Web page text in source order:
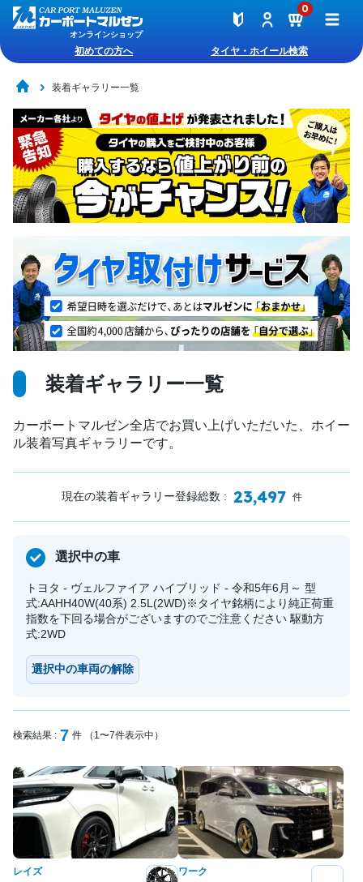
オンラインショップ
0
初めての方へ タイヤ・ホイール検索
装着ギャラリー一覧
装着ギャラリー一覧
カーポートマルゼン全店でお買い上げいただいた、ホイー
ル装着写真ギャラリーです。
現在の装着ギャラリー登録総数 : 23,497 件
選択中の車
トヨタ - ヴェルファイア ハイブリッド - 令和5年6月～ 型
式:AAHH40W(40系) 2.5L(2WD)※タイヤ銘柄により純正荷重
指数を下回る場合がございますのでご注意ください 駆動方
式:2WD
選択中の車両の解除
検索結果 : 7 件 （1〜7件表示中）
レイズ ワーク